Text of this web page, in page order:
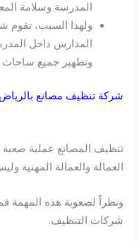
المدرسة وسلامة
ولهذا السبب، تقوم
المدارس داخل
وتطهير جميع ساحات
شركة تنظيف مصانع بالرياض
تنظيف المصانع عملية صعبة
العمالة والعمالة المهنية
ونظراً لصعوبة هذه المهمة
شركات التنظيف.